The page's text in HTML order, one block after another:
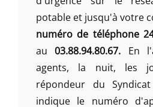
potable et jusqu'à votre
numéro de téléphone
au03.88.94.80.67. En
agents, la nuit, les
répondeur du
indique le numéro